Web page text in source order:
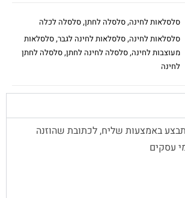
סלסלאות לחינה,סלסלה לחתן,סלסלה לכלה
סלסלאות לחינה,סלסלאות לחינה לגבר,סלסלאות
מעוצבות לחינה,סלסלה לחינה לחתן,סלסלה לחתן
לחינה
באמצעות שליח, לכתובת שהוזנה